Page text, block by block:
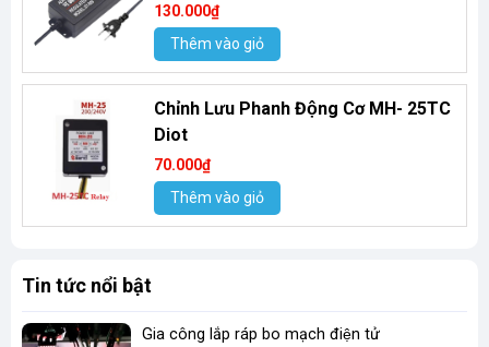
130.000₫
Thêm vào giỏ
Chỉnh Lưu Phanh Động Cơ MH- 25TC
Diot
70.000₫
Thêm vào giỏ
Tin tức nổi bật
Gia công lắp ráp bo mạch điện tử